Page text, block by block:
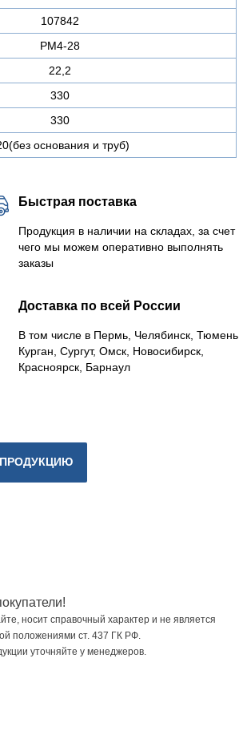
107842
РМ4-28
22,2
330
330
основания и труб)
Быстрая поставка
Продукция в наличии на складах, за счет
чего мы можем оперативно выполнять
заказы
Доставка по всей России
В том числе в Пермь, Челябинск, Тюмень,
Курган, Сургут, Омск, Новосибирск,
Красноярск, Барнаул
носит справочный характер и не является
положениями ст. 437 ГК РФ.
уточняйте у менеджеров.